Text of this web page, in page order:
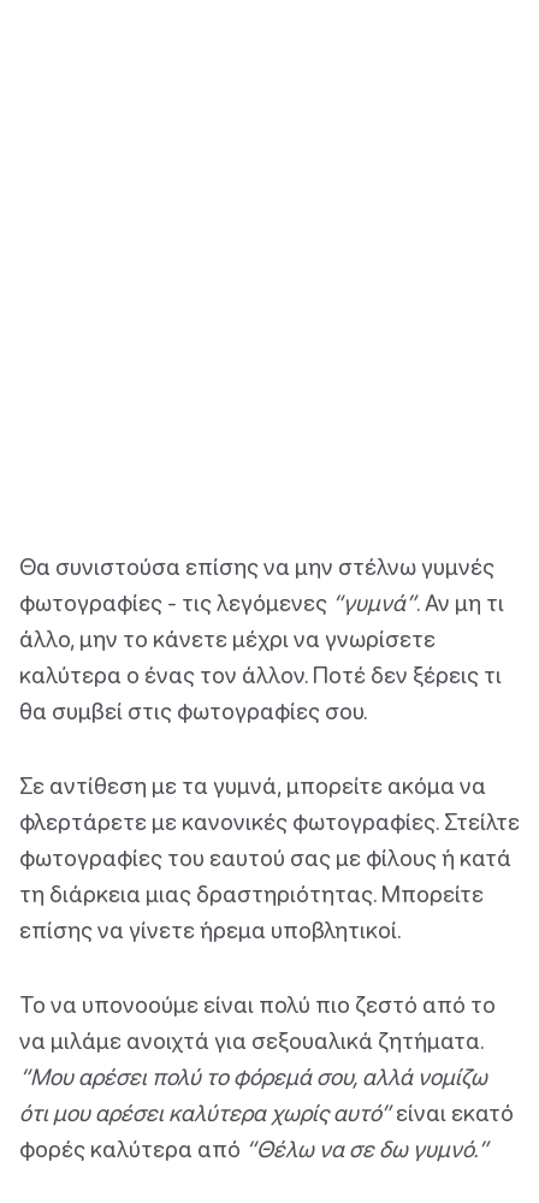
Θα συνιστούσα επίσης να μην στέλνω γυμνές
φωτογραφίες - τις λεγόμενες “γυμνά”. Αν μη τι
άλλο, μην το κάνετε μέχρι να γνωρίσετε
καλύτερα ο ένας τον άλλον. Ποτέ δεν ξέρεις τι
θα συμβεί στις φωτογραφίες σου.
Σε αντίθεση με τα γυμνά, μπορείτε ακόμα να
φλερτάρετε με κανονικές φωτογραφίες. Στείλτε
φωτογραφίες του εαυτού σας με φίλους ή κατά
τη διάρκεια μιας δραστηριότητας. Μπορείτε
επίσης να γίνετε ήρεμα υποβλητικοί.
Το να υπονοούμε είναι πολύ πιο ζεστό από το
να μιλάμε ανοιχτά για σεξουαλικά ζητήματα.
“Μου αρέσει πολύ το φόρεμά σου, αλλά νομίζω
ότι μου αρέσει καλύτερα χωρίς αυτό”είναι εκατό
φορές καλύτερα από “Θέλω να σε δω γυμνό.”